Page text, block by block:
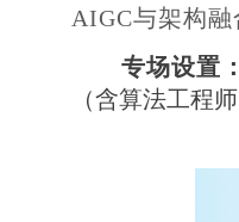
AIGC与架构
专场设置：
（含算法工程